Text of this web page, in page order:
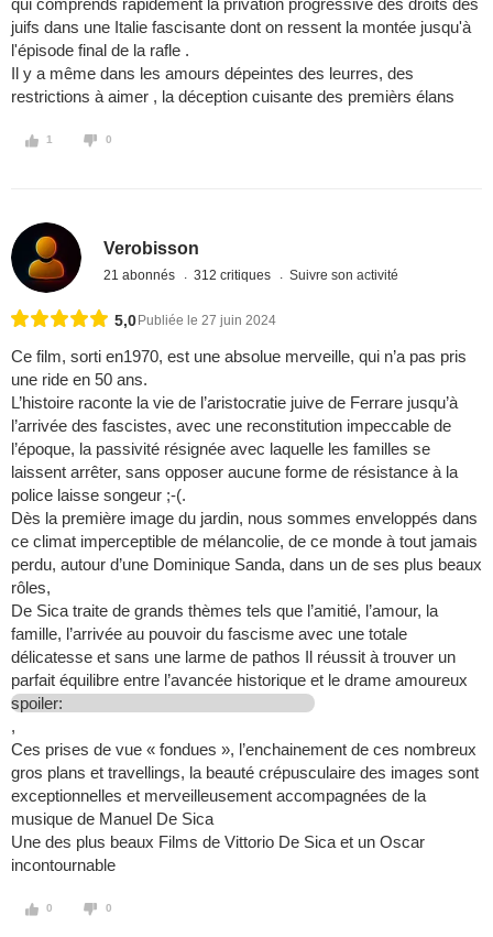
qui comprends rapidement la privation progressive des droits des
juifs dans une Italie fascisante dont on ressent la montée jusqu'à
l'épisode final de la rafle .
Il y a même dans les amours dépeintes des leurres, des
restrictions à aimer , la déception cuisante des premièrs élans
1 0
Verobisson
21 abonnés 312 critiques Suivre son activité
5,0 Publiée le 27 juin 2024
Ce film, sorti en1970, est une absolue merveille, qui n’a pas pris
une ride en 50 ans.
L’histoire raconte la vie de l’aristocratie juive de Ferrare jusqu’à
l’arrivée des fascistes, avec une reconstitution impeccable de
l’époque, la passivité résignée avec laquelle les familles se
laissent arrêter, sans opposer aucune forme de résistance à la
police laisse songeur ;-(.
Dès la première image du jardin, nous sommes enveloppés dans
ce climat imperceptible de mélancolie, de ce monde à tout jamais
perdu, autour d’une Dominique Sanda, dans un de ses plus beaux
rôles,
De Sica traite de grands thèmes tels que l’amitié, l’amour, la
famille, l’arrivée au pouvoir du fascisme avec une totale
délicatesse et sans une larme de pathos Il réussit à trouver un
parfait équilibre entre l’avancée historique et le drame amoureux
spoiler:
,
Ces prises de vue « fondues », l’enchainement de ces nombreux
gros plans et travellings, la beauté crépusculaire des images sont
exceptionnelles et merveilleusement accompagnées de la
musique de Manuel De Sica
Une des plus beaux Films de Vittorio De Sica et un Oscar
incontournable
0 0